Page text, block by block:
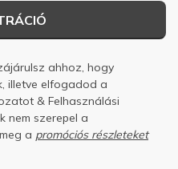
ahhoz, hogy
illetve elfogadod a
& Felhasználási
nem szerepel a
a promóciós részleteket